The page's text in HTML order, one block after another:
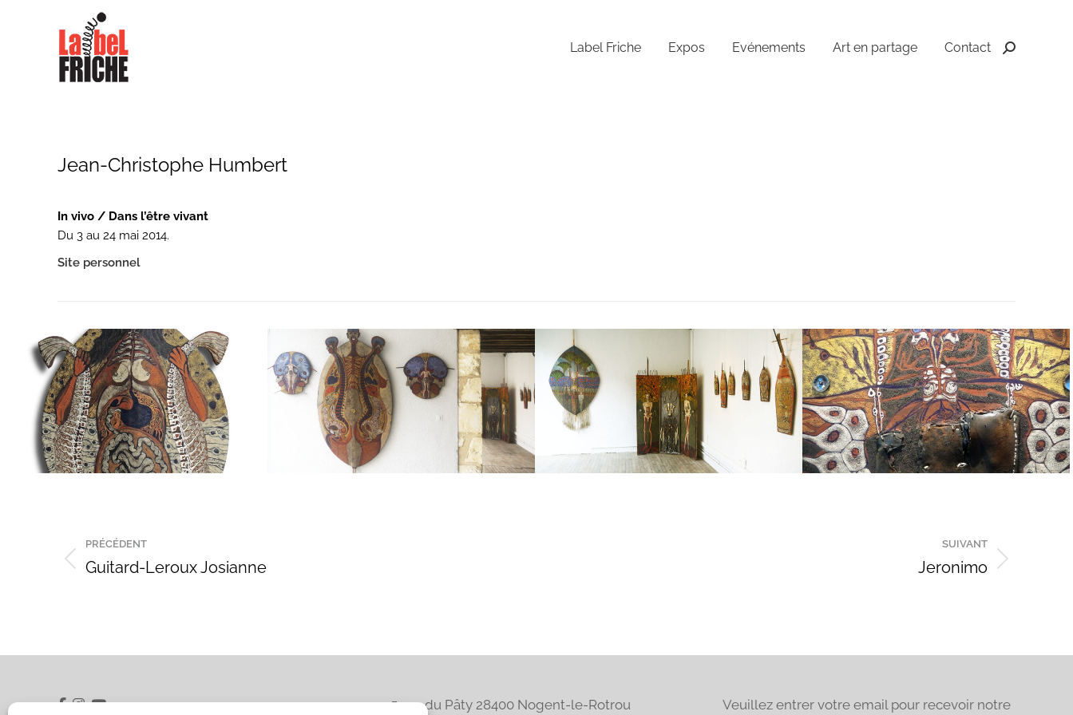
Label Friche Expos Evénements Art en partage Contact
Recherche
Jean-Christophe Humbert
In vivo / Dans l’être vivant
Du 3 au 24 mai 2014.
Site personnel
Navigation
de
PRÉCÉDENT
Onglet
Guitard-Leroux Josianne
SUIVANT
Jeronimo
5 rue du Pâty 28400 Nogent-le-Rotrou Veuillez entrer votre email pour recevoir notre